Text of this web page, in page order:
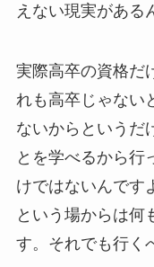
えない現実がある
実際高卒の資格だ
れも高卒じゃない
ないからというだ
とを学べるから行
けではないんです
という場からは何
す。それでも行く